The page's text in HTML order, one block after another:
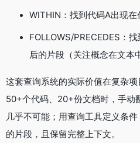
WITHIN：找到代码A出现
FOLLOWS/PRECEDES：
后的片段（关注概念在文本
这套查询系统的实际价值在复杂
50+个代码、20+份文档时，手动
几乎不可能；用查询工具定义条
的片段，且保留完整上下文。